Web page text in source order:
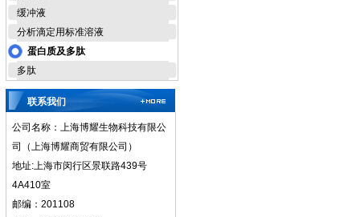
缓冲液
分析滴定用标准溶液
蛋白质及多肽
多肽
联系我们
公司名称：上海博耀生物科技有限公
司（上海博耀商贸有限公司）
地址:上海市闵行区景联路439号
4A410室
邮编：201108